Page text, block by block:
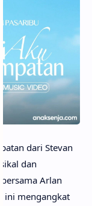
dari Stevan
dan
Arlan
ini mengangkat